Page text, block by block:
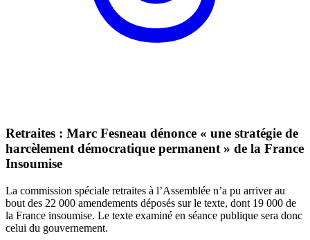
Retraites : Marc Fesneau dénonce « une stratégie de
harcèlement démocratique permanent » de la France
Insoumise
La commission spéciale retraites à l’Assemblée n’a pu arriver au
bout des 22 000 amendements déposés sur le texte, dont 19 000 de
la France insoumise. Le texte examiné en séance publique sera donc
celui du gouvernement.